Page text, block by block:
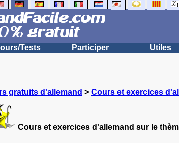
Tests Participer Utiles
gratuits d'allemand > Cours et exercices
Cours et exercices d'allemand sur le